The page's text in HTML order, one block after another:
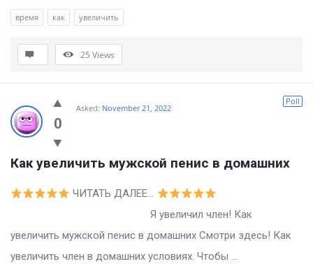
время как увеличить
25 Views
0
Poll
Asked: November 21, 2022
Как увеличить мужской пенис в домашних
ЧИТАТЬ ДАЛЕЕ…
Я увеличил член! Как
увеличить мужской пенис в домашних Смотри здесь! Как
увеличить член в домашних условиях. Чтобы ...